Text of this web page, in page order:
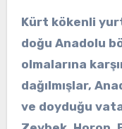
Kürt kökenli
doğu Anadolu
olmalarına
dağılmışlar,
ve doyduğu